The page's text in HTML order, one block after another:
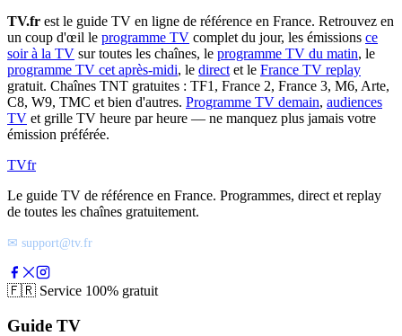
TV.fr est le guide TV en ligne de référence en France. Retrouvez en
un coup d'œil le programme TV complet du jour, les émissions ce
soir à la TV sur toutes les chaînes, le programme TV du matin, le
programme TV cet après-midi, le direct et le France TV replay
gratuit. Chaînes TNT gratuites : TF1, France 2, France 3, M6, Arte,
C8, W9, TMC et bien d'autres. Programme TV demain, audiences
TV et grille TV heure par heure — ne manquez plus jamais votre
émission préférée.
TVfr
Le guide TV de référence en France. Programmes, direct et replay
de toutes les chaînes gratuitement.
✉ support@tv.fr
🇫🇷 Service 100% gratuit
Guide TV